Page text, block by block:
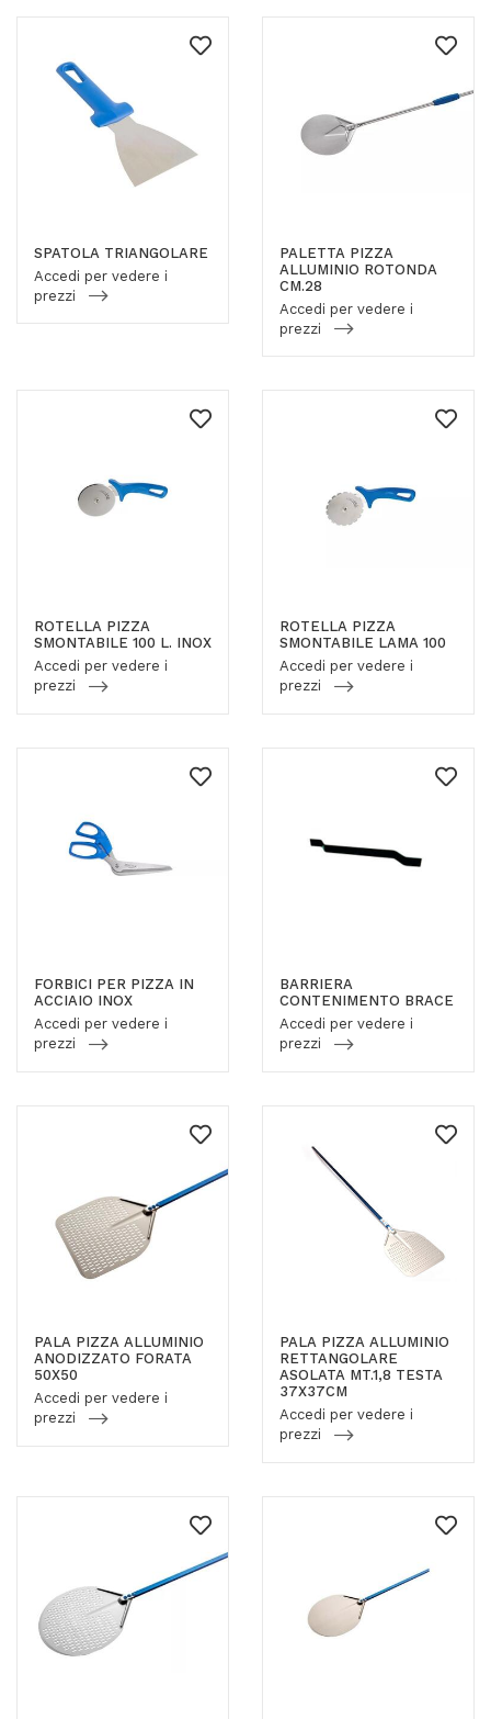
SPATOLA TRIANGOLARE
Accedi per vedere i
prezzi
PALETTA PIZZA
ALLUMINIO ROTONDA
CM.28
Accedi per vedere i
prezzi
ROTELLA PIZZA
SMONTABILE 100 L. INOX
Accedi per vedere i
prezzi
ROTELLA PIZZA
SMONTABILE LAMA 100
Accedi per vedere i
prezzi
FORBICI PER PIZZA IN
ACCIAIO INOX
Accedi per vedere i
prezzi
BARRIERA
CONTENIMENTO BRACE
Accedi per vedere i
prezzi
PALA PIZZA ALLUMINIO
ANODIZZATO FORATA
50X50
Accedi per vedere i
prezzi
PALA PIZZA ALLUMINIO
RETTANGOLARE
ASOLATA MT.1,8 TESTA
37X37CM
Accedi per vedere i
prezzi